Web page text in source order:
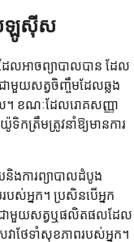
ឡូស៊ីស
លអាចព្យាបាលបាន ដែល
ាមួយសត្វចិញ្ចឹមដែលឆ្លង
។ ខណៈដែលរោគសញ្ញា
កត្រឹមត្រូវនាំឱ្យមានការ
និងការព្យាបាលដំបូង
បស់អ្នក។ ប្រសិនបើអ្នក
ល់ជាមួយសត្វឬផលិតផលដែល
េវាថែទាំសុខភាពរបស់អ្នក។